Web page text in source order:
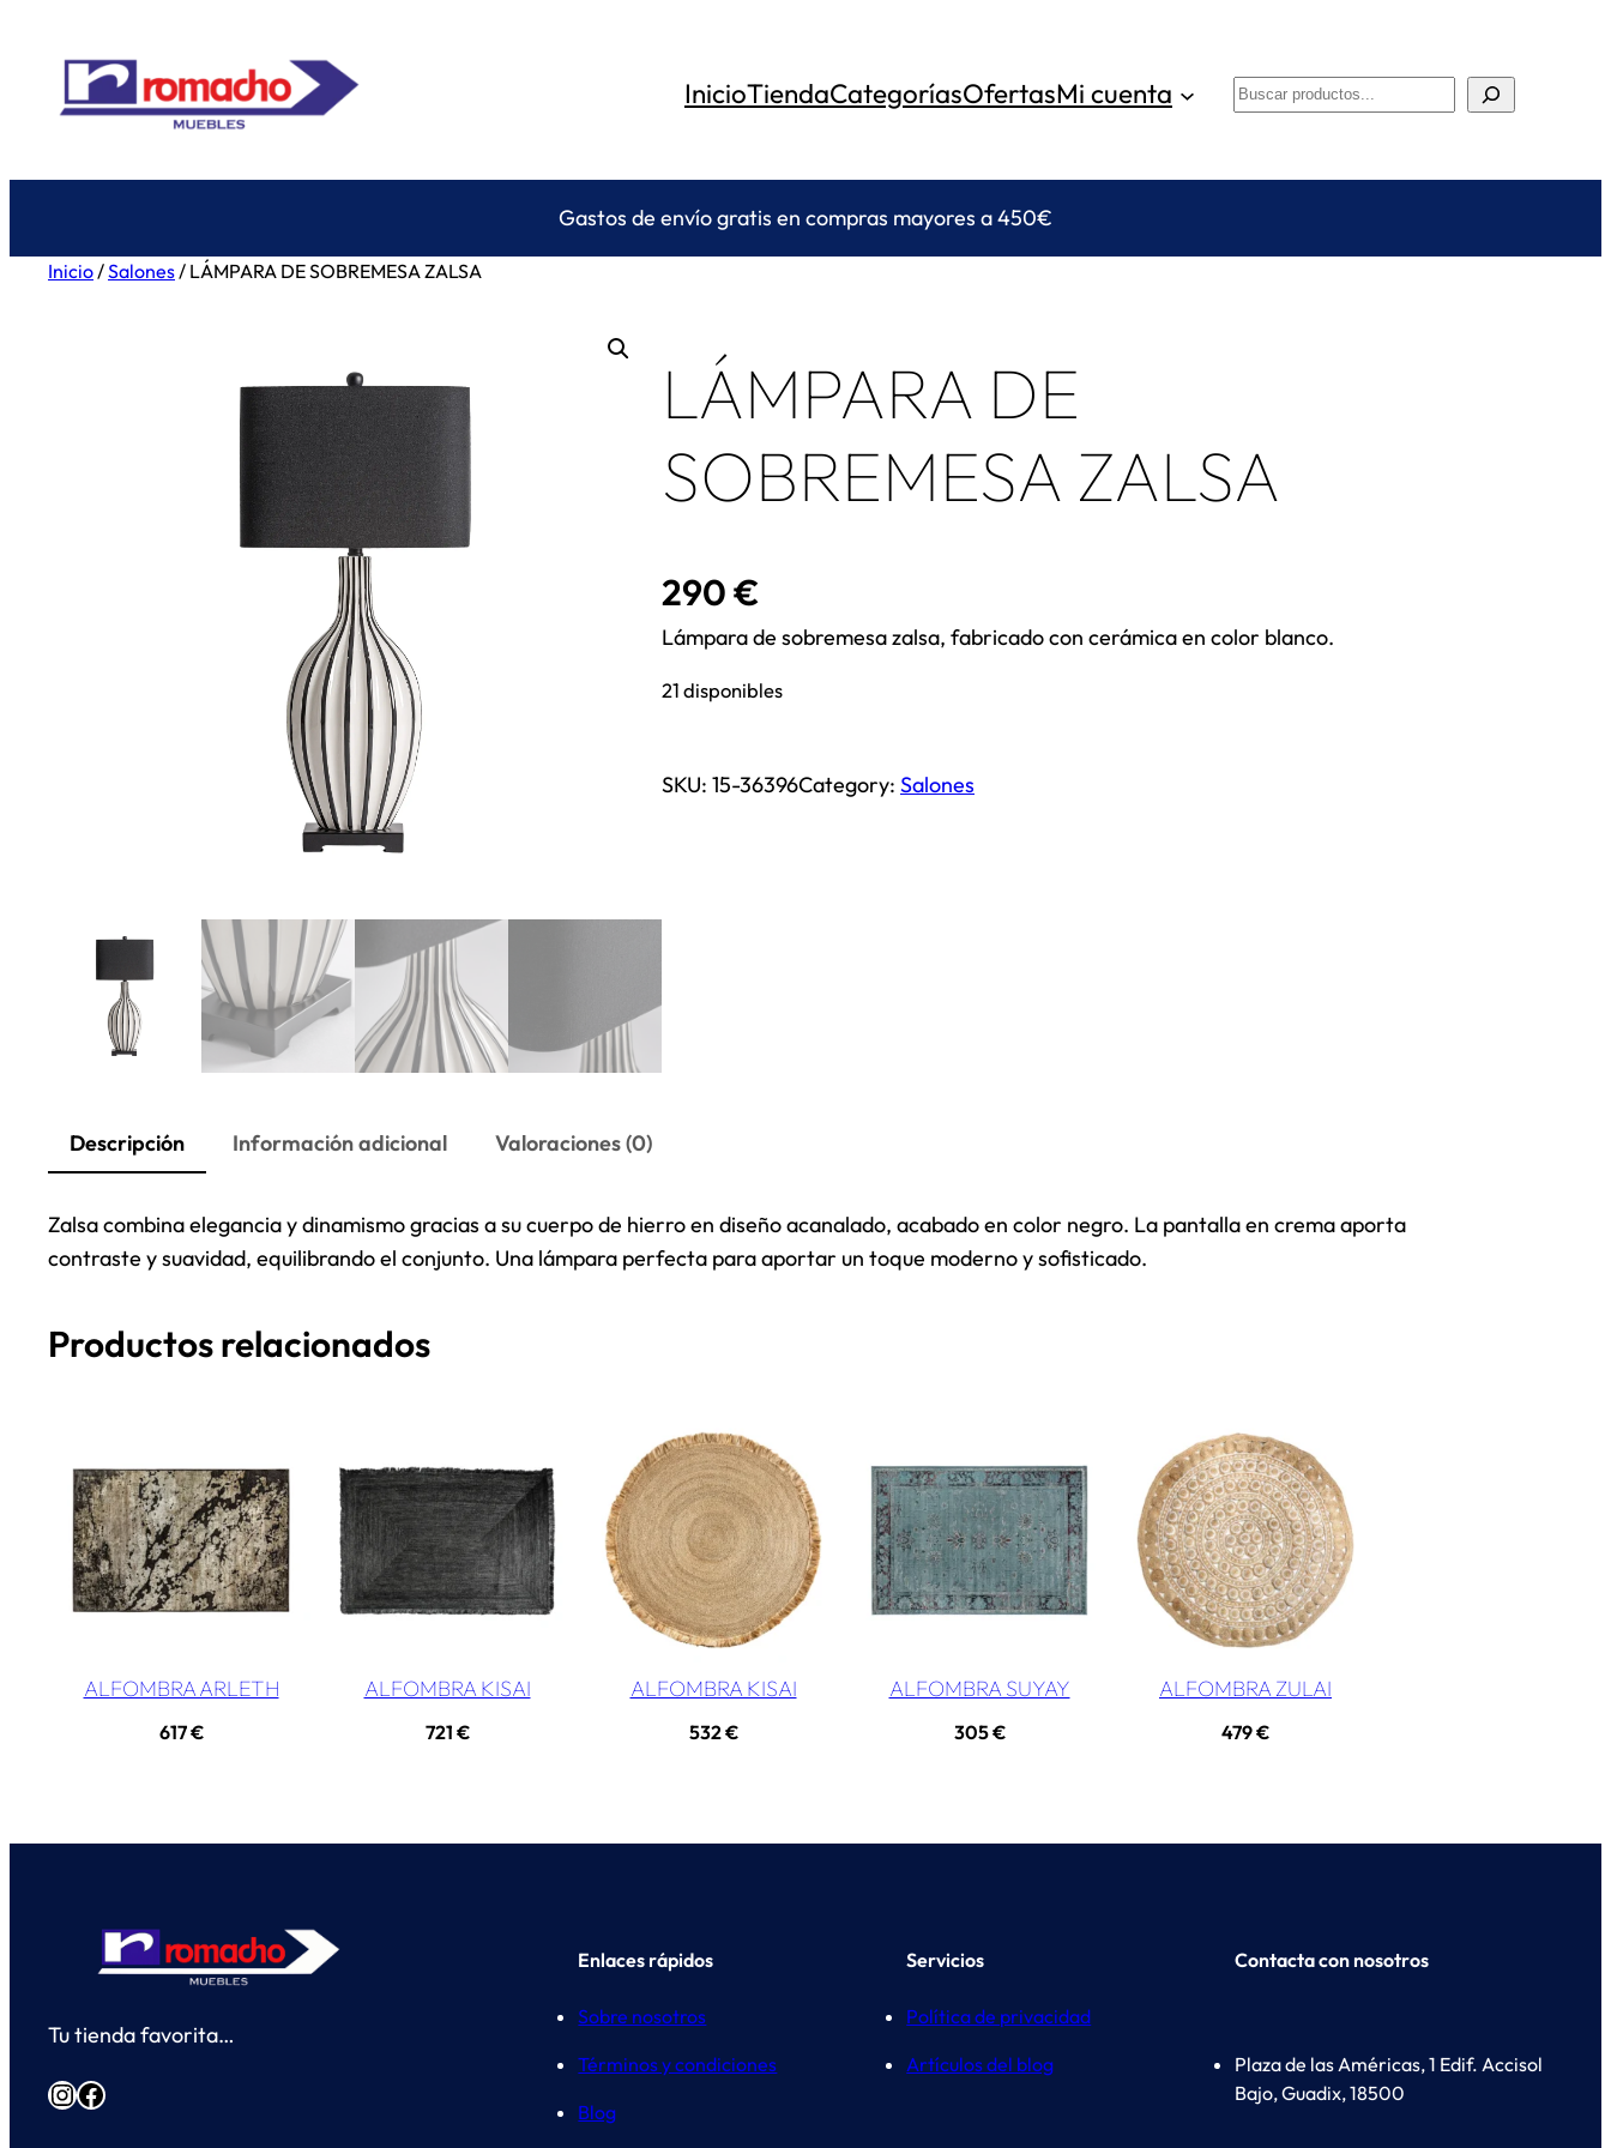
contenido
InicioTiendaCategoríasOfertasMi cuenta Buscar
Gastos de envío gratis en compras mayores a 450€
Inicio /Salones / LÁMPARA DE SOBREMESA ZALSA
LÁMPARA DE
SOBREMESA ZALSA
290€
Lámpara de sobremesa zalsa, fabricado con cerámica en color blanco.
21 disponibles
SKU: 15-36396Category: Salones
Descripción Información adicional Valoraciones (0)
Zalsa combina elegancia y dinamismo gracias a su cuerpo de hierro en diseño acanalado, acabado en color negro. La pantalla en crema aporta
contraste y suavidad, equilibrando el conjunto. Una lámpara perfecta para aportar un toque moderno y sofisticado.
Productos relacionados
ALFOMBRA ARLETH
617€
ALFOMBRA KISAI
721 €
ALFOMBRA KISAI
532€
ALFOMBRA SUYAY
305€
ALFOMBRA ZULAI
479€
Tu tienda favorita…
InstagramFacebook
Enlaces rápidos
Sobre nosotros
Términos y condiciones
Blog
Servicios
Política de privacidad
Artículos del blog
Contacta con nosotros
Plaza de las Américas, 1 Edif. Accisol
Bajo, Guadix, 18500